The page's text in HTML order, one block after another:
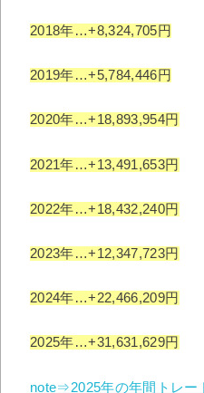
2018年…+8,324,705円
2019年…+5,784,446円
2020年…+18,893,954円
2021年…+13,491,653円
2022年…+18,432,240円
2023年…+12,347,723円
2024年…+22,466,209円
2025年…+31,631,629円
note⇒2025年の年間トレー